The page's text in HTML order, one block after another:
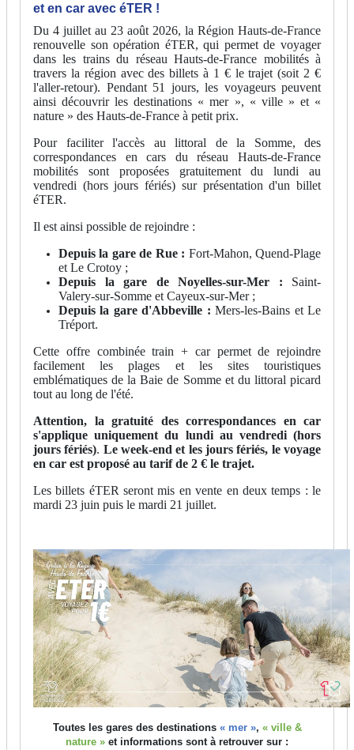
et en car avec éTER !
Du 4 juillet au 23 août 2026, la Région Hauts-de-France
renouvelle son opération éTER, qui permet de voyager
dans les trains du réseau Hauts-de-France mobilités à
travers la région avec des billets à 1 € le trajet (soit 2 €
l'aller-retour). Pendant 51 jours, les voyageurs peuvent
ainsi découvrir les destinations « mer », « ville » et «
nature » des Hauts-de-France à petit prix.
Pour faciliter l'accès au littoral de la Somme, des
correspondances en cars du réseau Hauts-de-France
mobilités sont proposées gratuitement du lundi au
vendredi (hors jours fériés) sur présentation d'un billet
éTER.
Il est ainsi possible de rejoindre :
Depuis la gare de Rue : Fort-Mahon, Quend-Plage
et Le Crotoy ;
Depuis la gare de Noyelles-sur-Mer : Saint-
Valery-sur-Somme et Cayeux-sur-Mer ;
Depuis la gare d'Abbeville : Mers-les-Bains et Le
Tréport.
Cette offre combinée train + car permet de rejoindre
facilement les plages et les sites touristiques
emblématiques de la Baie de Somme et du littoral picard
tout au long de l'été.
Attention, la gratuité des correspondances en car
s'applique uniquement du lundi au vendredi (hors
jours fériés). Le week-end et les jours fériés, le voyage
en car est proposé au tarif de 2 € le trajet.
Les billets éTER seront mis en vente en deux temps : le
mardi 23 juin puis le mardi 21 juillet.
Toutes les gares des destinations « mer », « ville &
nature » et informations sont à retrouver sur :